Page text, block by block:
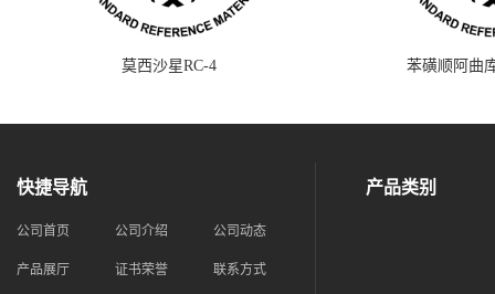
莫西沙星RC-4 苯磺顺阿曲
快捷导航
公司首页 公司介绍 公司动态
产品展厅 证书荣誉 联系方式
产品类别